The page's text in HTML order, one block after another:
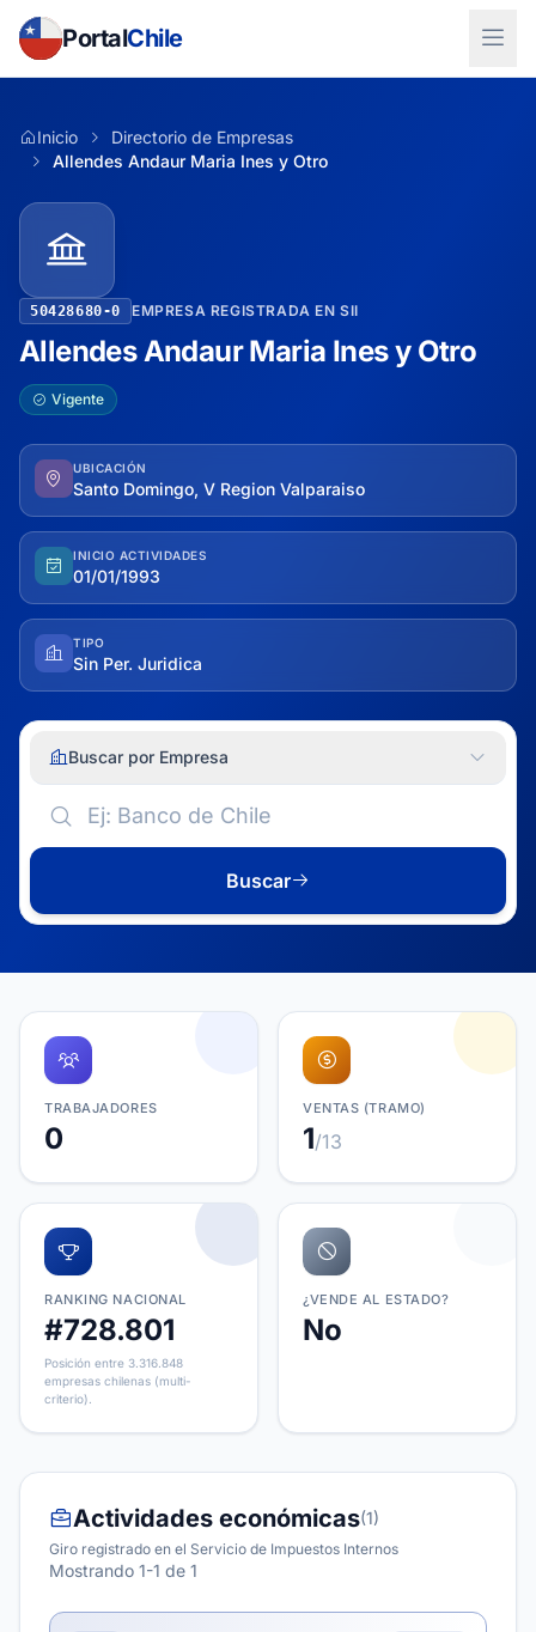
PortalChile
Inicio
Directorio de Empresas
Allendes Andaur Maria Ines y Otro
50428680-0 EMPRESA REGISTRADA EN SII
Allendes Andaur Maria Ines y Otro
Vigente
UBICACIÓN
Santo Domingo, V Region Valparaiso
INICIO ACTIVIDADES
01/01/1993
TIPO
Sin Per. Juridica
Buscar por Empresa
Buscar
TRABAJADORES
0
VENTAS (TRAMO)
1/13
RANKING NACIONAL
#728.801
Posición entre 3.316.848
empresas chilenas (multi-
criterio).
¿VENDE AL ESTADO?
No
Actividades económicas(1)
Giro registrado en el Servicio de Impuestos Internos
Mostrando 1-1 de 1